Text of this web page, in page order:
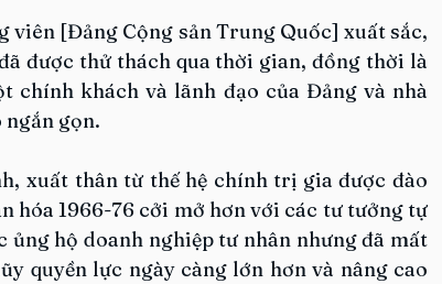
viên [Đảng Cộng sản Trung Quốc] xuất sắc,
được thử thách qua thời gian, đồng thời là
chính khách và lãnh đạo của Đảng và nhà
ngắn gọn.
xuất thân từ thế hệ chính trị gia được đào
hóa 1966-76 cởi mở hơn với các tư tưởng tự
ủng hộ doanh nghiệp tư nhân nhưng đã mất
quyền lực ngày càng lớn hơn và nâng cao